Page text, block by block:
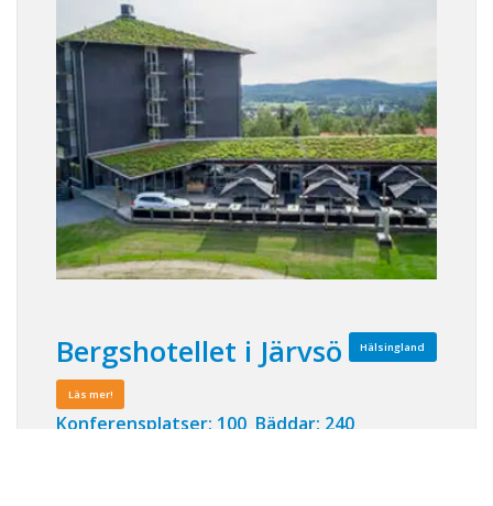
Hälsingland
Bergshotellet i Järvsö
Läs mer!
Konferensplatser: 100 Bäddar: 240